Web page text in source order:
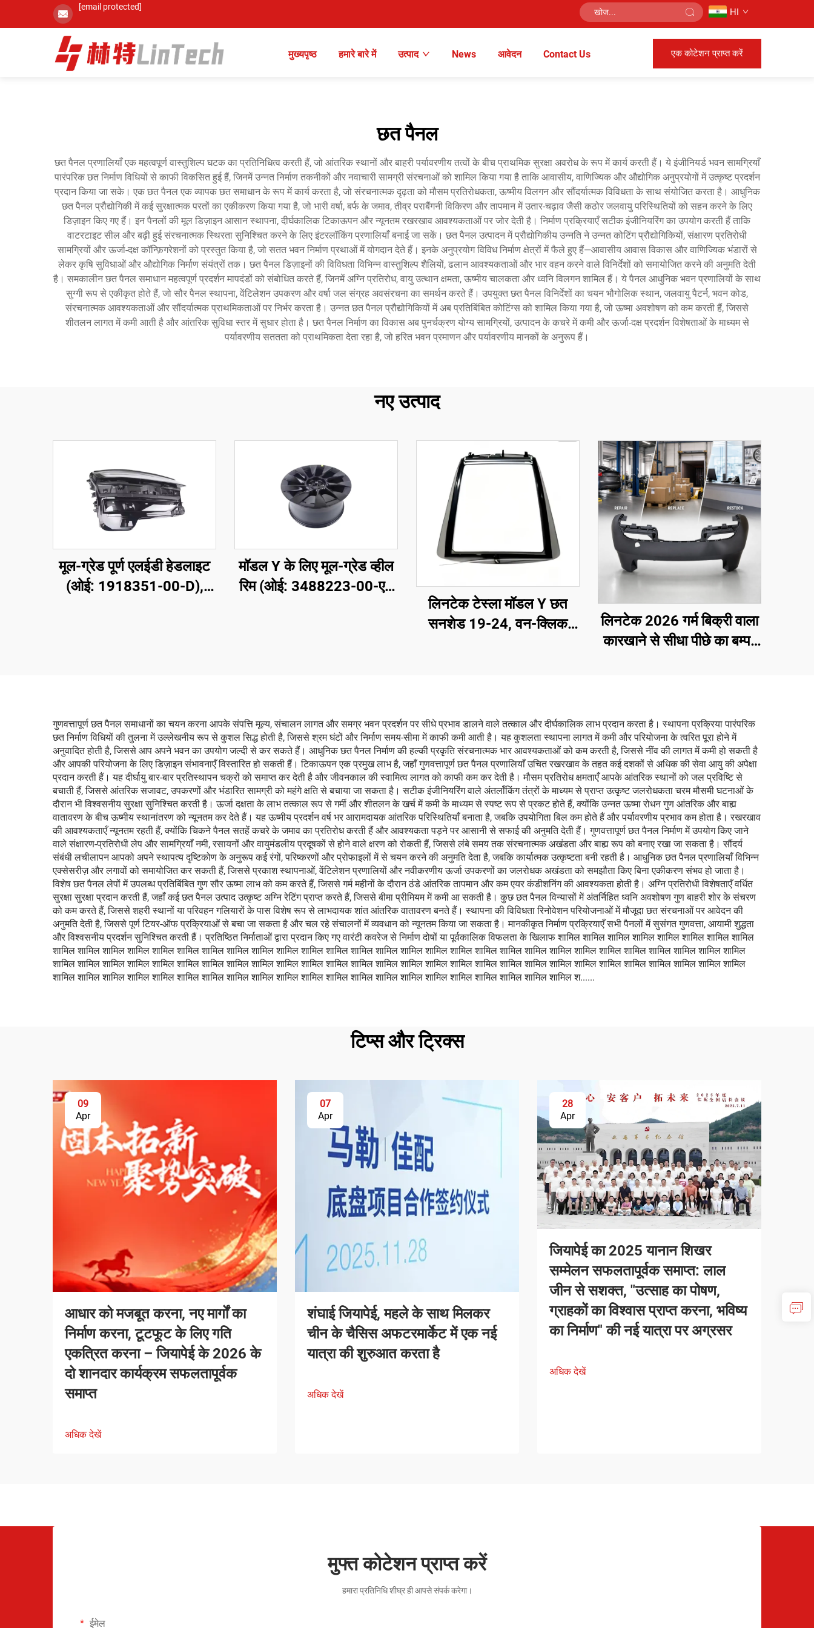
[email protected] HI
मुख्यपृष्ठ हमारे बारे में उत्पाद News आवेदन Contact Us एक कोटेशन प्राप्त करें
छत पैनल
छत पैनल प्रणालियाँ एक महत्वपूर्ण वास्तुशिल्प घटक का प्रतिनिधित्व करती हैं, जो आंतरिक स्थानों और बाहरी पर्यावरणीय तत्वों के बीच प्राथमिक सुरक्षा अवरोध के रूप में कार्य करती हैं। ये इंजीनियर्ड भवन सामग्रियाँ
पारंपरिक छत निर्माण विधियों से काफी विकसित हुई हैं, जिनमें उन्नत निर्माण तकनीकों और नवाचारी सामग्री संरचनाओं को शामिल किया गया है ताकि आवासीय, वाणिज्यिक और औद्योगिक अनुप्रयोगों में उत्कृष्ट प्रदर्शन
प्रदान किया जा सके। एक छत पैनल एक व्यापक छत समाधान के रूप में कार्य करता है, जो संरचनात्मक दृढ़ता को मौसम प्रतिरोधकता, ऊष्मीय विलगन और सौंदर्यात्मक विविधता के साथ संयोजित करता है। आधुनिक
छत पैनल प्रौद्योगिकी में कई सुरक्षात्मक परतों का एकीकरण किया गया है, जो भारी वर्षा, बर्फ के जमाव, तीव्र पराबैंगनी विकिरण और तापमान में उतार-चढ़ाव जैसी कठोर जलवायु परिस्थितियों को सहन करने के लिए
डिज़ाइन किए गए हैं। इन पैनलों की मूल डिज़ाइन आसान स्थापना, दीर्घकालिक टिकाऊपन और न्यूनतम रखरखाव आवश्यकताओं पर जोर देती है। निर्माण प्रक्रियाएँ सटीक इंजीनियरिंग का उपयोग करती हैं ताकि
वाटरटाइट सील और बढ़ी हुई संरचनात्मक स्थिरता सुनिश्चित करने के लिए इंटरलॉकिंग प्रणालियाँ बनाई जा सकें। छत पैनल उत्पादन में प्रौद्योगिकीय उन्नति ने उन्नत कोटिंग प्रौद्योगिकियों, संक्षारण प्रतिरोधी
सामग्रियों और ऊर्जा-दक्ष कॉन्फ़िगरेशनों को प्रस्तुत किया है, जो सतत भवन निर्माण प्रथाओं में योगदान देते हैं। इनके अनुप्रयोग विविध निर्माण क्षेत्रों में फैले हुए हैं—आवासीय आवास विकास और वाणिज्यिक भंडारों से
लेकर कृषि सुविधाओं और औद्योगिक निर्माण संयंत्रों तक। छत पैनल डिज़ाइनों की विविधता विभिन्न वास्तुशिल्प शैलियों, ढलान आवश्यकताओं और भार वहन करने वाले विनिर्देशों को समायोजित करने की अनुमति देती
है। समकालीन छत पैनल समाधान महत्वपूर्ण प्रदर्शन मापदंडों को संबोधित करते हैं, जिनमें अग्नि प्रतिरोध, वायु उत्थान क्षमता, ऊष्मीय चालकता और ध्वनि विलगन शामिल हैं। ये पैनल आधुनिक भवन प्रणालियों के साथ
सुग्गी रूप से एकीकृत होते हैं, जो सौर पैनल स्थापना, वेंटिलेशन उपकरण और वर्षा जल संग्रह अवसंरचना का समर्थन करते हैं। उपयुक्त छत पैनल विनिर्देशों का चयन भौगोलिक स्थान, जलवायु पैटर्न, भवन कोड,
संरचनात्मक आवश्यकताओं और सौंदर्यात्मक प्राथमिकताओं पर निर्भर करता है। उन्नत छत पैनल प्रौद्योगिकियों में अब प्रतिबिंबित कोटिंग्स को शामिल किया गया है, जो ऊष्मा अवशोषण को कम करती हैं, जिससे
शीतलन लागत में कमी आती है और आंतरिक सुविधा स्तर में सुधार होता है। छत पैनल निर्माण का विकास अब पुनर्चक्रण योग्य सामग्रियों, उत्पादन के कचरे में कमी और ऊर्जा-दक्ष प्रदर्शन विशेषताओं के माध्यम से
पर्यावरणीय सततता को प्राथमिकता देता रहा है, जो हरित भवन प्रमाणन और पर्यावरणीय मानकों के अनुरूप हैं।
नए उत्पाद
मूल-ग्रेड पूर्ण एलईडी हेडलाइट
(ओई: 1918351-00-D),
निर्यात के लिए
मॉडल Y के लिए मूल-ग्रेड व्हील
रिम (ओई: 3488223-00-ए),
लिनटेक टेस्ला मॉडल Y छत
सनशेड 19-24, वन-क्लिक
लिनटेक 2026 गर्म बिक्री वाला
कारखाने से सीधा पीछे का बम्पर
गुणवत्तापूर्ण छत पैनल समाधानों का चयन करना आपके संपत्ति मूल्य, संचालन लागत और समग्र भवन प्रदर्शन पर सीधे प्रभाव डालने वाले तत्काल और दीर्घकालिक लाभ प्रदान करता है। स्थापना प्रक्रिया पारंपरिक
छत निर्माण विधियों की तुलना में उल्लेखनीय रूप से कुशल सिद्ध होती है, जिससे श्रम घंटों और निर्माण समय-सीमा में काफी कमी आती है। यह कुशलता स्थापना लागत में कमी और परियोजना के त्वरित पूरा होने में
अनुवादित होती है, जिससे आप अपने भवन का उपयोग जल्दी से कर सकते हैं। आधुनिक छत पैनल निर्माण की हल्की प्रकृति संरचनात्मक भार आवश्यकताओं को कम करती है, जिससे नींव की लागत में कमी हो सकती है
और आपकी परियोजना के लिए डिज़ाइन संभावनाएँ विस्तारित हो सकती हैं। टिकाऊपन एक प्रमुख लाभ है, जहाँ गुणवत्तापूर्ण छत पैनल प्रणालियाँ उचित रखरखाव के तहत कई दशकों से अधिक की सेवा आयु की अपेक्षा
प्रदान करती हैं। यह दीर्घायु बार-बार प्रतिस्थापन चक्रों को समाप्त कर देती है और जीवनकाल की स्वामित्व लागत को काफी कम कर देती है। मौसम प्रतिरोध क्षमताएँ आपके आंतरिक स्थानों को जल प्रविष्टि से
बचाती हैं, जिससे आंतरिक सजावट, उपकरणों और भंडारित सामग्री को महंगे क्षति से बचाया जा सकता है। सटीक इंजीनियरिंग वाले अंतर्लॉकिंग तंत्रों के माध्यम से प्राप्त उत्कृष्ट जलरोधकता चरम मौसमी घटनाओं के
दौरान भी विश्वसनीय सुरक्षा सुनिश्चित करती है। ऊर्जा दक्षता के लाभ तत्काल रूप से गर्मी और शीतलन के खर्च में कमी के माध्यम से स्पष्ट रूप से प्रकट होते हैं, क्योंकि उन्नत ऊष्मा रोधन गुण आंतरिक और बाह्य
वातावरण के बीच ऊष्मीय स्थानांतरण को न्यूनतम कर देते हैं। यह ऊष्मीय प्रदर्शन वर्ष भर आरामदायक आंतरिक परिस्थितियाँ बनाता है, जबकि उपयोगिता बिल कम होते हैं और पर्यावरणीय प्रभाव कम होता है। रखरखाव
की आवश्यकताएँ न्यूनतम रहती हैं, क्योंकि चिकने पैनल सतहें कचरे के जमाव का प्रतिरोध करती हैं और आवश्यकता पड़ने पर आसानी से सफाई की अनुमति देती हैं। गुणवत्तापूर्ण छत पैनल निर्माण में उपयोग किए जाने
वाले संक्षारण-प्रतिरोधी लेप और सामग्रियाँ नमी, रसायनों और वायुमंडलीय प्रदूषकों से होने वाले क्षरण को रोकती हैं, जिससे लंबे समय तक संरचनात्मक अखंडता और बाह्य रूप को बनाए रखा जा सकता है। सौंदर्य
संबंधी लचीलापन आपको अपने स्थापत्य दृष्टिकोण के अनुरूप कई रंगों, परिष्करणों और प्रोफाइलों में से चयन करने की अनुमति देता है, जबकि कार्यात्मक उत्कृष्टता बनी रहती है। आधुनिक छत पैनल प्रणालियाँ विभिन्न
एक्सेसरीज़ और लगावों को समायोजित कर सकती हैं, जिससे प्रकाश स्थापनाओं, वेंटिलेशन प्रणालियों और नवीकरणीय ऊर्जा उपकरणों का जलरोधक अखंडता को समझौता किए बिना एकीकरण संभव हो जाता है।
विशेष छत पैनल लेपों में उपलब्ध प्रतिबिंबित गुण सौर ऊष्मा लाभ को कम करते हैं, जिससे गर्म महीनों के दौरान ठंडे आंतरिक तापमान और कम एयर कंडीशनिंग की आवश्यकता होती है। अग्नि प्रतिरोधी विशेषताएँ वर्धित
सुरक्षा सुरक्षा प्रदान करती हैं, जहाँ कई छत पैनल उत्पाद उत्कृष्ट अग्नि रेटिंग प्राप्त करते हैं, जिससे बीमा प्रीमियम में कमी आ सकती है। कुछ छत पैनल विन्यासों में अंतर्निहित ध्वनि अवशोषण गुण बाहरी शोर के संचरण
को कम करते हैं, जिससे शहरी स्थानों या परिवहन गलियारों के पास विशेष रूप से लाभदायक शांत आंतरिक वातावरण बनते हैं। स्थापना की विविधता रिनोवेशन परियोजनाओं में मौजूदा छत संरचनाओं पर आवेदन की
अनुमति देती है, जिससे पूर्ण टियर-ऑफ प्रक्रियाओं से बचा जा सकता है और चल रहे संचालनों में व्यवधान को न्यूनतम किया जा सकता है। मानकीकृत निर्माण प्रक्रियाएँ सभी पैनलों में सुसंगत गुणवत्ता, आयामी शुद्धता
और विश्वसनीय प्रदर्शन सुनिश्चित करती हैं। प्रतिष्ठित निर्माताओं द्वारा प्रदान किए गए वारंटी कवरेज से निर्माण दोषों या पूर्वकालिक विफलता के खिलाफ शामिल शामिल शामिल शामिल शामिल शामिल शामिल शामिल
शामिल शामिल शामिल शामिल शामिल शामिल शामिल शामिल शामिल शामिल शामिल शामिल शामिल शामिल शामिल शामिल शामिल शामिल शामिल शामिल शामिल शामिल शामिल शामिल शामिल शामिल शामिल शामिल
शामिल शामिल शामिल शामिल शामिल शामिल शामिल शामिल शामिल शामिल शामिल शामिल शामिल शामिल शामिल शामिल शामिल शामिल शामिल शामिल शामिल शामिल शामिल शामिल शामिल शामिल शामिल शामिल
शामिल शामिल शामिल शामिल शामिल शामिल शामिल शामिल शामिल शामिल शामिल शामिल शामिल शामिल शामिल शामिल शामिल शामिल शामिल शामिल शामिल श......
टिप्स और ट्रिक्स
09
Apr
आधार को मजबूत करना, नए मार्गों का
निर्माण करना, टूटफूट के लिए गति
एकत्रित करना – जियापेई के 2026 के
दो शानदार कार्यक्रम सफलतापूर्वक
समाप्त
अधिक देखें
07
Apr
शंघाई जियापेई, महले के साथ मिलकर
चीन के चैसिस अफटरमार्केट में एक नई
यात्रा की शुरुआत करता है
अधिक देखें
28
Apr
जियापेई का 2025 यानान शिखर
सम्मेलन सफलतापूर्वक समाप्त: लाल
जीन से सशक्त, "उत्साह का पोषण,
ग्राहकों का विश्वास प्राप्त करना, भविष्य
का निर्माण" की नई यात्रा पर अग्रसर
अधिक देखें
मुफ्त कोटेशन प्राप्त करें
हमारा प्रतिनिधि शीघ्र ही आपसे संपर्क करेगा।
ईमेल